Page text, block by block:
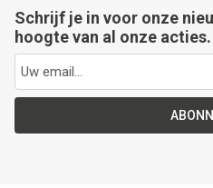
Schrijf je in voor onze
hoogte van al onze acties.